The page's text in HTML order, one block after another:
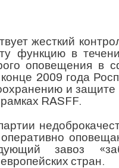
жесткий
функцию в
оповещения в
2009 года
и защите
RASFF.
завоз
стран.